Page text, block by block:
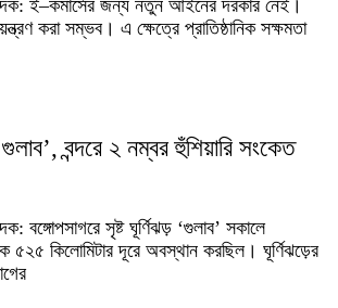
ই–কমার্সের জন্য নতুন আইনের দরকার নেই।
করা সম্ভব। এ ক্ষেত্রে প্রাতিষ্ঠানিক সক্ষমতা
বন্দরে ২ নম্বর হুঁশিয়ারি সংকেত
বঙ্গোপসাগরে সৃষ্ট ঘূর্ণিঝড় ‘গুলাব’ সকালে
৫২৫ কিলোমিটার দূরে অবস্থান করছিল। ঘূর্ণিঝড়ের